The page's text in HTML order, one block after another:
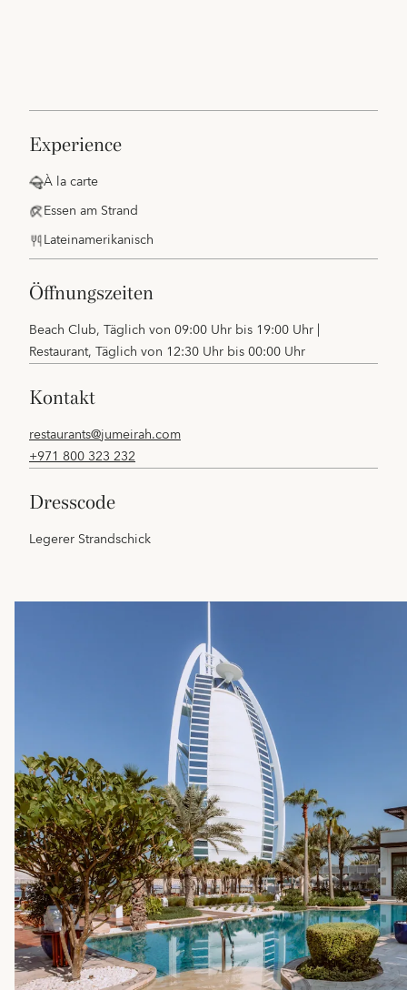
experience
À la carte
Essen am Strand
Lateinamerikanisch
öffnungszeiten
Beach Club, Täglich von 09:00 Uhr bis 19:00 Uhr |
Restaurant, Täglich von 12:30 Uhr bis 00:00 Uhr
kontakt
restaurants@jumeirah.com
+971 800 323 232
dresscode
Legerer Strandschick